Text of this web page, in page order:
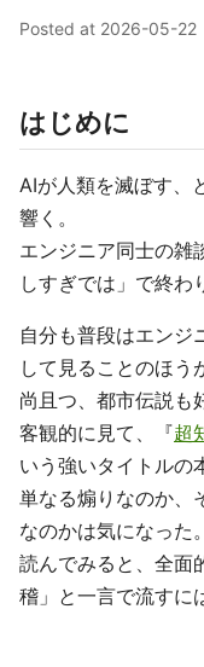
Posted at 2026-05-22
はじめに
AIが人類を滅ぼす、
響く。
エンジニア同士の雑
しすぎでは」で終わ
自分も普段はエンジ
して見ることのほう
尚且つ、都市伝説も
客観的に見て、『超
いう強いタイトルの
単なる煽りなのか、
なのかは気になった。
読んでみると、全面
稽」と一言で流すに